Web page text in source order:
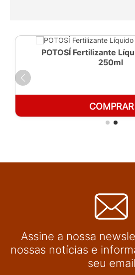
POTOSÍ Fertilizante
250ml
COMPRAR
Assine a nossa
nossas notícias e
seu email